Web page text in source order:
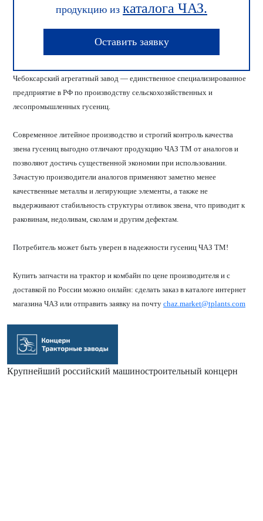
продукцию из каталога ЧАЗ.
Оставить заявку
Чебоксарский агрегатный завод — единственное специализированное
предприятие в РФ по производству сельскохозяйственных и
лесопромышленных гусениц.
Современное литейное производство и строгий контроль качества
звена гусениц выгодно отличают продукцию ЧАЗ ТМ от аналогов и
позволяют достичь существенной экономии при использовании.
Зачастую производители аналогов применяют заметно менее
качественные металлы и легирующие элементы, а также не
выдерживают стабильность структуры отливок звена, что приводит к
раковинам, недоливам, сколам и другим дефектам.
Потребитель может быть уверен в надежности гусениц ЧАЗ ТМ!
Купить запчасти на трактор и комбайн по цене производителя и с
доставкой по России можно онлайн: сделать заказ в каталоге интернет
магазина ЧАЗ или отправить заявку на почту chaz.market@tplants.com
Крупнейший российский машиностроительный концерн